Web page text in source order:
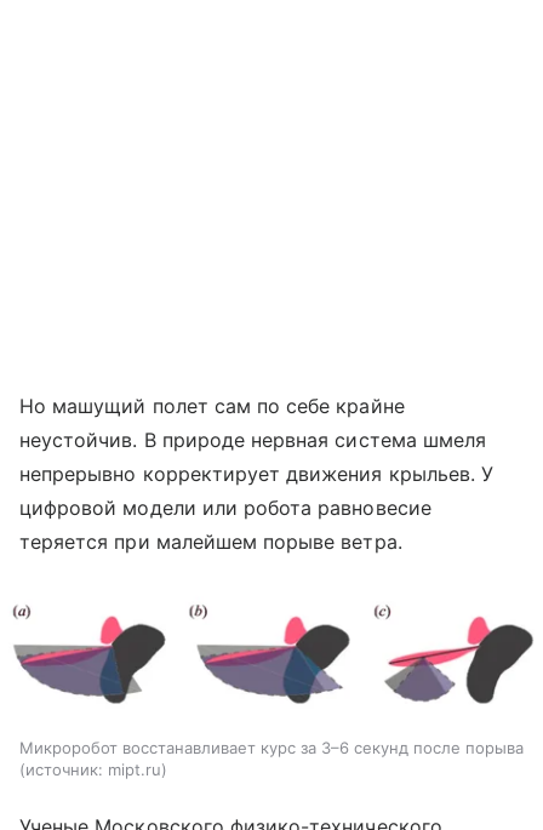
Но машущий полет сам по себе крайне
неустойчив. В природе нервная система шмеля
непрерывно корректирует движения крыльев. У
цифровой модели или робота равновесие
теряется при малейшем порыве ветра.
Микроробот восстанавливает курс за 3–6 секунд после порыва
источник: mipt.ru